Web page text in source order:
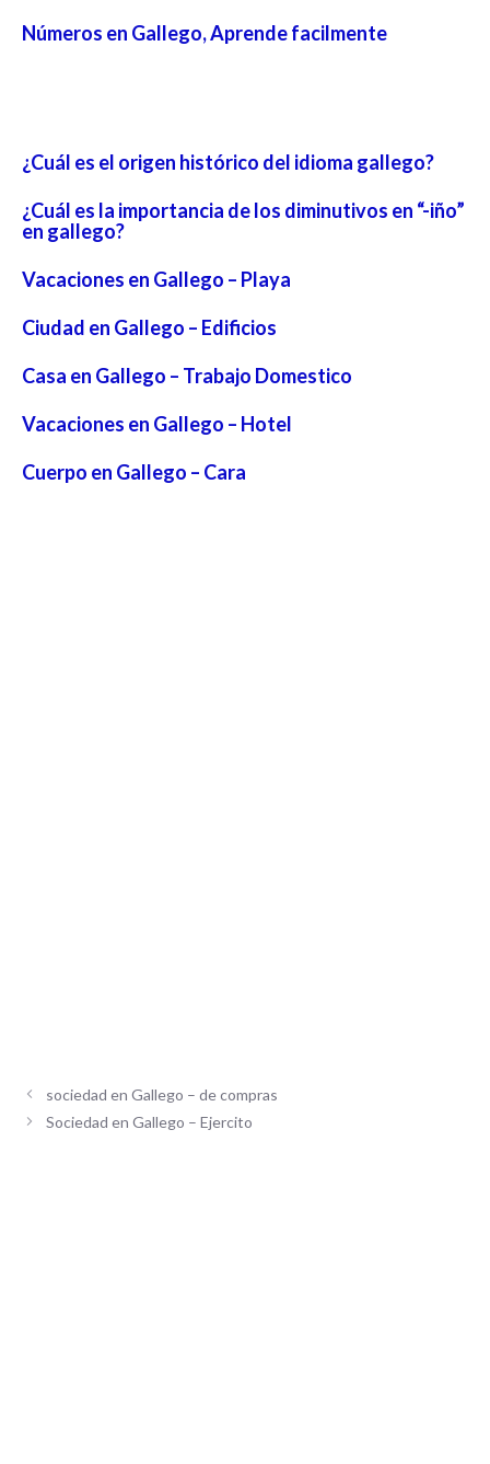
Números en Gallego, Aprende facilmente
¿Cuál es el origen histórico del idioma gallego?
¿Cuál es la importancia de los diminutivos en “-iño”
en gallego?
Vacaciones en Gallego – Playa
Ciudad en Gallego – Edificios
Casa en Gallego – Trabajo Domestico
Vacaciones en Gallego – Hotel
Cuerpo en Gallego – Cara
sociedad en Gallego – de compras
Sociedad en Gallego – Ejercito